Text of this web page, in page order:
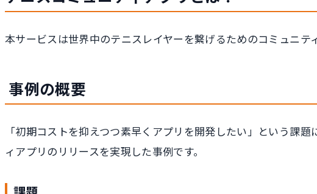
本サービスは世界中のテニスレイヤーを繋げるためのコミュニ
事例の概要
「初期コストを抑えつつ素早くアプリを開発したい」という課
ィアプリのリリースを実現した事例です。